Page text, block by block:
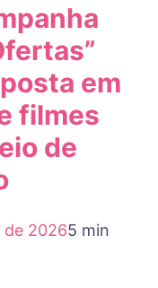
em
filmes
de
de 20265 min